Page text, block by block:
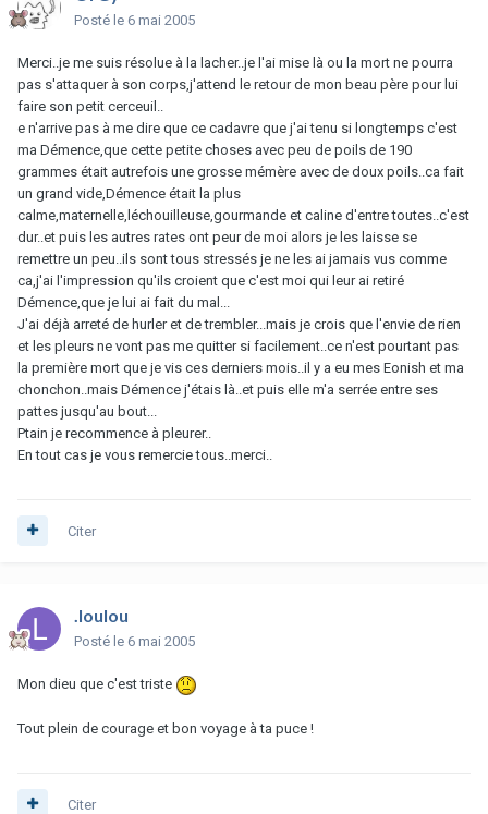
Posté le 6 mai 2005
Merci..je me suis résolue à la lacher..je l'ai mise là ou la mort ne pourra
pas s'attaquer à son corps,j'attend le retour de mon beau père pour lui
faire son petit cerceuil..
e n'arrive pas à me dire que ce cadavre que j'ai tenu si longtemps c'est
ma Démence,que cette petite choses avec peu de poils de 190
grammes était autrefois une grosse mémère avec de doux poils..ca fait
un grand vide,Démence était la plus
calme,maternelle,léchouilleuse,gourmande et caline d'entre toutes..c'est
dur..et puis les autres rates ont peur de moi alors je les laisse se
remettre un peu..ils sont tous stressés je ne les ai jamais vus comme
ca,j'ai l'impression qu'ils croient que c'est moi qui leur ai retiré
Démence,que je lui ai fait du mal...
J'ai déjà arreté de hurler et de trembler...mais je crois que l'envie de rien
et les pleurs ne vont pas me quitter si facilement..ce n'est pourtant pas
la première mort que je vis ces derniers mois..il y a eu mes Eonish et ma
chonchon..mais Démence j'étais là..et puis elle m'a serrée entre ses
pattes jusqu'au bout...
Ptain je recommence à pleurer..
En tout cas je vous remercie tous..merci..
Citer
.loulou
Posté le 6 mai 2005
Mon dieu que c'est triste
Tout plein de courage et bon voyage à ta puce !
Citer